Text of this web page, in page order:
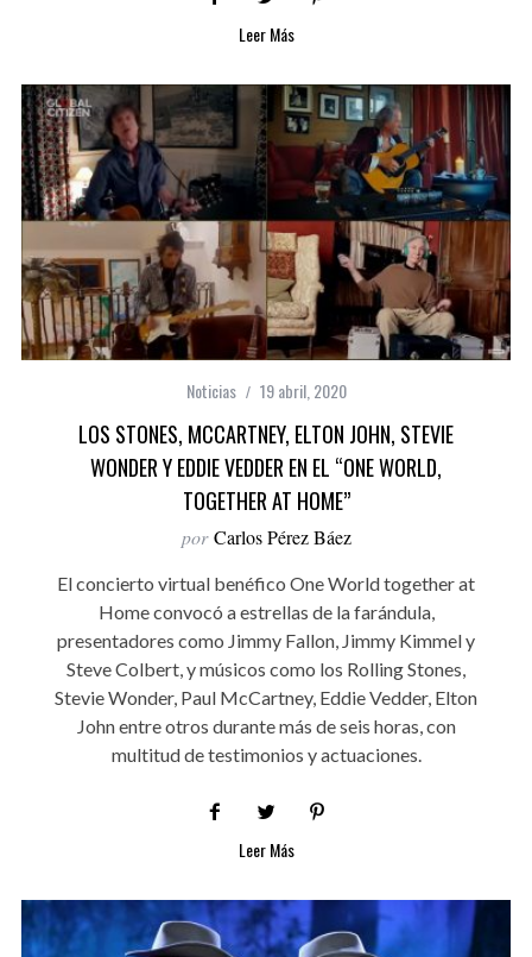
Leer Más
Noticias 19 abril, 2020
LOS STONES, MCCARTNEY, ELTON JOHN, STEVIE
WONDER Y EDDIE VEDDER EN EL “ONE WORLD,
TOGETHER AT HOME”
por Carlos Pérez Báez
El concierto virtual benéfico One World together at
Home convocó a estrellas de la farándula,
presentadores como Jimmy Fallon, Jimmy Kimmel y
Steve Colbert, y músicos como los Rolling Stones,
Stevie Wonder, Paul McCartney, Eddie Vedder, Elton
John entre otros durante más de seis horas, con
multitud de testimonios y actuaciones.
Leer Más